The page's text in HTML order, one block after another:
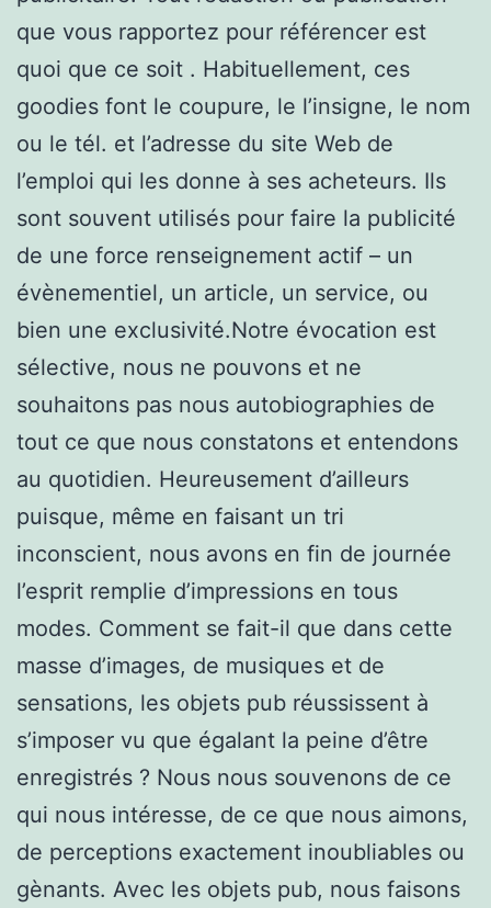
que vous rapportez pour référencer est
quoi que ce soit . Habituellement, ces
goodies font le coupure, le l’insigne, le nom
ou le tél. et l’adresse du site Web de
l’emploi qui les donne à ses acheteurs. Ils
sont souvent utilisés pour faire la publicité
de une force renseignement actif – un
évènementiel, un article, un service, ou
bien une exclusivité.Notre évocation est
sélective, nous ne pouvons et ne
souhaitons pas nous autobiographies de
tout ce que nous constatons et entendons
au quotidien. Heureusement d’ailleurs
puisque, même en faisant un tri
inconscient, nous avons en fin de journée
l’esprit remplie d’impressions en tous
modes. Comment se fait-il que dans cette
masse d’images, de musiques et de
sensations, les objets pub réussissent à
s’imposer vu que égalant la peine d’être
enregistrés ? Nous nous souvenons de ce
qui nous intéresse, de ce que nous aimons,
de perceptions exactement inoubliables ou
gènants. Avec les objets pub, nous faisons